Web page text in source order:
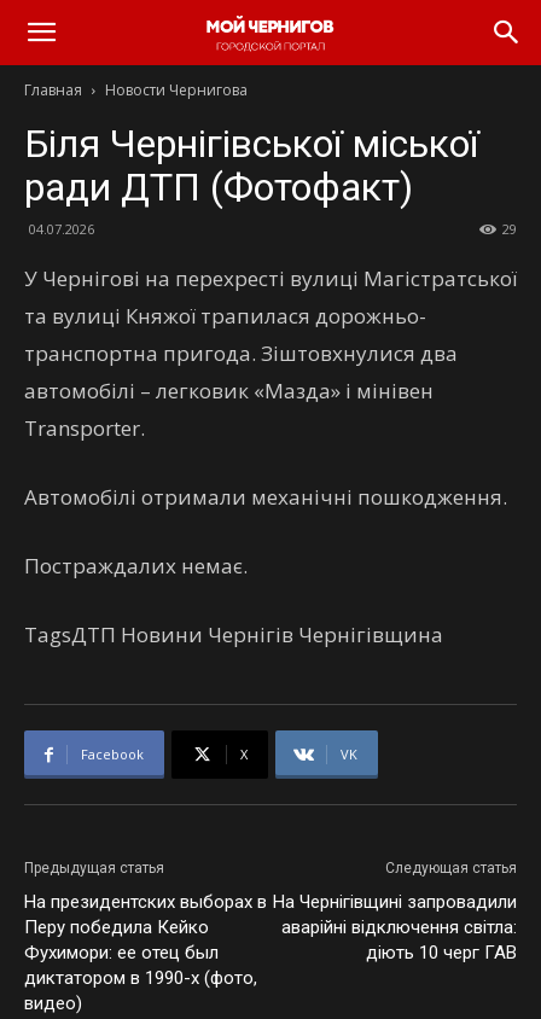
Главная Новости Чернигова
Біля Чернігівської міської
ради ДТП (Фотофакт)
04.07.2026 29
У Чернігові на перехресті вулиці Магістратської
та вулиці Княжої трапилася дорожньо-
транспортна пригода. Зіштовхнулися два
автомобілі – легковик «Мазда» і мінівен
Transporter.
Автомобілі отримали механічні пошкодження.
Постраждалих немає.
TagsДТП Новини Чернігів Чернігівщина
Facebook X VK
Предыдущая статья
На президентских выборах в
Перу победила Кейко
Фухимори: ее отец был
диктатором в 1990-х (фото,
видео)
Следующая статья
На Чернігівщині запровадили
аварійні відключення світла:
діють 10 черг ГАВ